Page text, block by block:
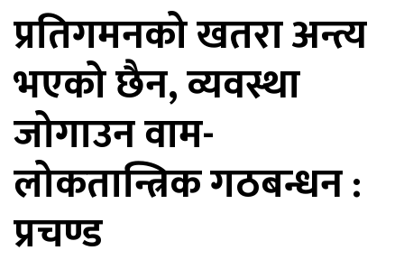
प्रतिगमनको खतरा अन्त्य
भएको छैन, व्यवस्था
जोगाउन वाम-
लोकतान्त्रिक गठबन्धन :
प्रचण्ड